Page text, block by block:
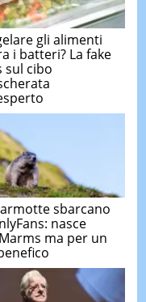
gli alimenti
i batteri? La fake
sul cibo
sbarcano
nasce
ma per un